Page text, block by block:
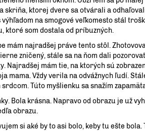
skriňa, ktorej dvere sa otvárali a
na smogové veľkomesto stál
ktoré som dostala od príbuzných.
mám najradšej práve tento stôl.
zničený, stále sa na ňom dali
Najradšej mám tie, na ktorých sú
mama. Vždy verila na odvážnych ľudí.
Túto myšlienku sa snažím
Bola krásna. Napravo od obrazu je už
obrazu.
si aké by to asi bolo, keby tu ešte bola.